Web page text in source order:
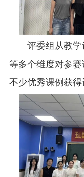
评委组从教
等多个维度对参赛
不少优秀课例获得